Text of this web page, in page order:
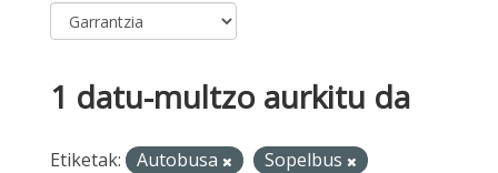
1 datu-multzo aurkitu da
Etiketak: Autobusa
Sopelbus